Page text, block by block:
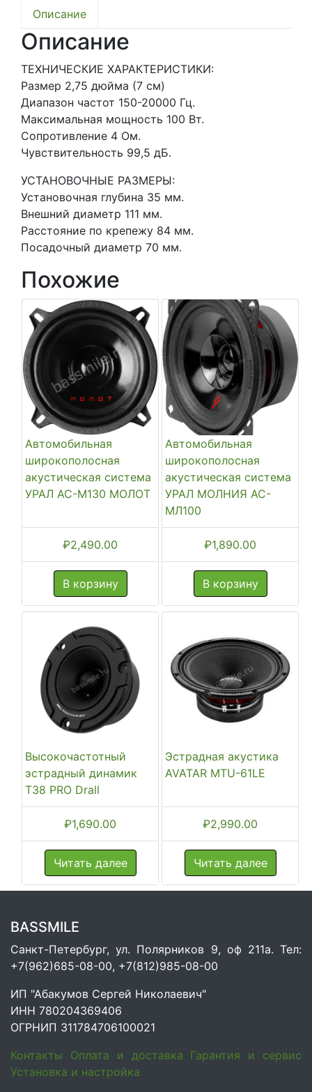
Описание
Описание
ТЕХНИЧЕСКИЕ ХАРАКТЕРИСТИКИ:
Размер 2,75 дюйма (7 см)
Диапазон частот 150-20000 Гц.
Максимальная мощность 100 Вт.
Сопротивление 4 Ом.
Чувствительность 99,5 дБ.
УСТАНОВОЧНЫЕ РАЗМЕРЫ:
Установочная глубина 35 мм.
Внешний диаметр 111 мм.
Расстояние по крепежу 84 мм.
Посадочный диаметр 70 мм.
Похожие
Автомобильная
широкополосная
акустическая система
УРАЛ АС-М130 МОЛОТ
₽2,490.00
В корзину
Автомобильная
широкополосная
акустическая система
УРАЛ МОЛНИЯ АС-
МЛ100
₽1,890.00
В корзину
Высокочастотный
эстрадный динамик
T38 PRO Drall
₽1,690.00
Читать далее
Эстрадная акустика
AVATAR MTU-61LE
₽2,990.00
Читать далее
BASSMILE
Санкт-Петербург, ул. Полярников 9, оф 211а. Тел:
+7(962)685-08-00, +7(812)985-08-00
ИП "Абакумов Сергей Николаевич"
ИНН 780204369406
ОГРНИП 311784706100021
Контакты
Оплата и доставка Гарантия и сервис
Установка и настройка